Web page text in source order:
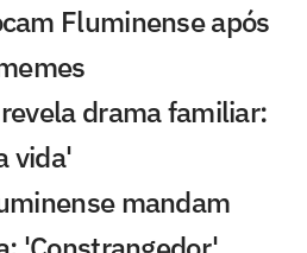
Fluminense após
drama familiar:
vida'
mandam